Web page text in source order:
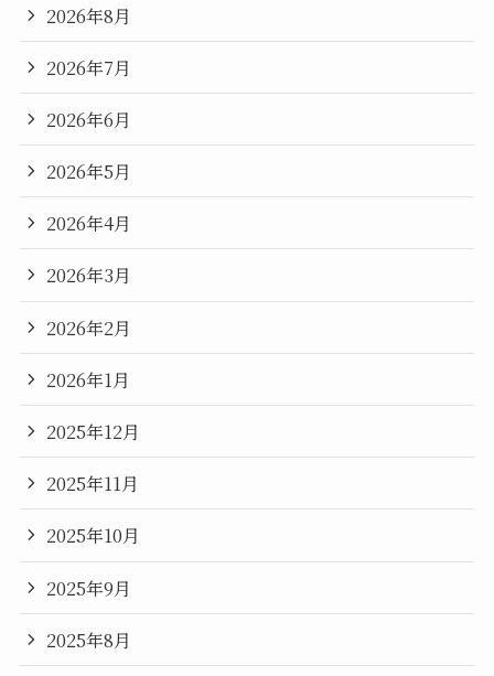
2026年8月
2026年7月
2026年6月
2026年5月
2026年4月
2026年3月
2026年2月
2026年1月
2025年12月
2025年11月
2025年10月
2025年9月
2025年8月